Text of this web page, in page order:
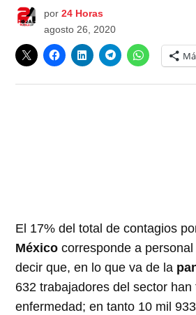
por 24 Horas
agosto 26, 2020
El 17% del total de contagios
México corresponde a
decir que, en lo que va de la
632 trabajadores del sector han
enfermedad; en tanto 10 mil